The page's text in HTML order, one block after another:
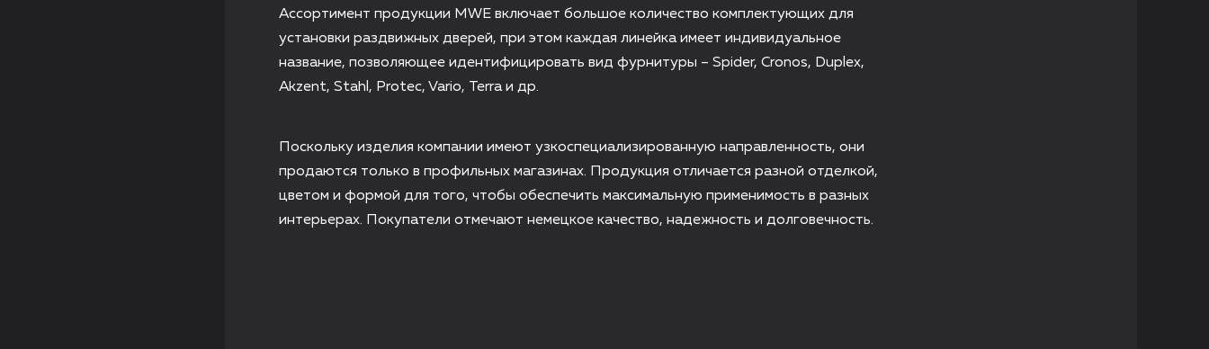
Ассортимент продукции MWE включает большое количество комплектующих для
установки раздвижных дверей, при этом каждая линейка имеет индивидуальное
название, позволяющее идентифицировать вид фурнитуры – Spider, Cronos, Duplex,
Akzent, Stahl, Protec, Vario, Terra и др.
Поскольку изделия компании имеют узкоспециализированную направленность, они
продаются только в профильных магазинах. Продукция отличается разной отделкой,
цветом и формой для того, чтобы обеспечить максимальную применимость в разных
интерьерах. Покупатели отмечают немецкое качество, надежность и долговечность.